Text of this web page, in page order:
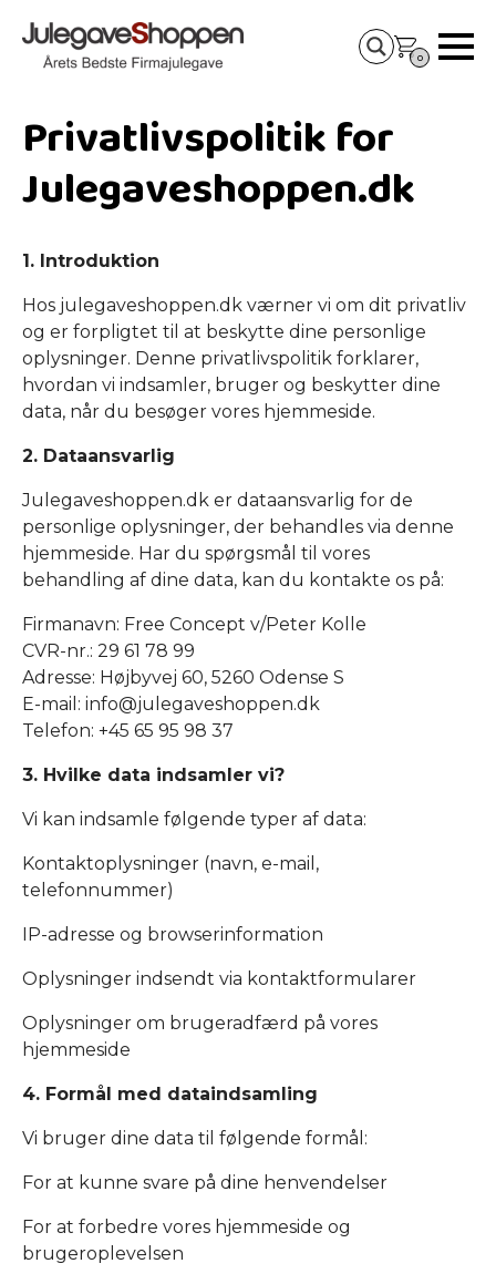
0
Privatlivspolitik for
Julegaveshoppen.dk
1. Introduktion
Hos julegaveshoppen.dk værner vi om dit privatliv
og er forpligtet til at beskytte dine personlige
oplysninger. Denne privatlivspolitik forklarer,
hvordan vi indsamler, bruger og beskytter dine
data, når du besøger vores hjemmeside.
2. Dataansvarlig
Julegaveshoppen.dk er dataansvarlig for de
personlige oplysninger, der behandles via denne
hjemmeside. Har du spørgsmål til vores
behandling af dine data, kan du kontakte os på:
Firmanavn: Free Concept v/Peter Kolle
CVR-nr.: 29 61 78 99
Adresse: Højbyvej 60, 5260 Odense S
E-mail: info@julegaveshoppen.dk
Telefon: +45 65 95 98 37
3. Hvilke data indsamler vi?
Vi kan indsamle følgende typer af data:
Kontaktoplysninger (navn, e-mail,
telefonnummer)
IP-adresse og browserinformation
Oplysninger indsendt via kontaktformularer
Oplysninger om brugeradfærd på vores
hjemmeside
4. Formål med dataindsamling
Vi bruger dine data til følgende formål:
For at kunne svare på dine henvendelser
For at forbedre vores hjemmeside og
brugeroplevelsen